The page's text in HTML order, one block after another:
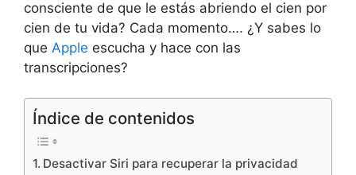
consciente de que le estás abriendo el cien por
cien de tu vida? Cada momento…. ¿Y sabes lo
que Apple escucha y hace con las
transcripciones?
Índice de contenidos
Desactivar Siri para recuperar la privacidad